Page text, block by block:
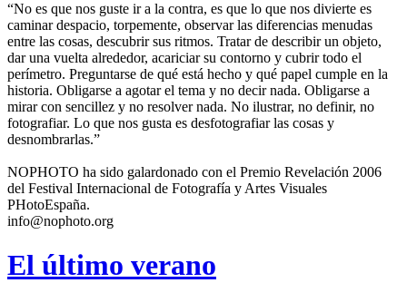
“No es que nos guste ir a la contra, es que lo que nos divierte es
caminar despacio, torpemente, observar las diferencias menudas
entre las cosas, descubrir sus ritmos. Tratar de describir un objeto,
dar una vuelta alrededor, acariciar su contorno y cubrir todo el
perímetro. Preguntarse de qué está hecho y qué papel cumple en la
historia. Obligarse a agotar el tema y no decir nada. Obligarse a
mirar con sencillez y no resolver nada. No ilustrar, no definir, no
fotografiar. Lo que nos gusta es desfotografiar las cosas y
desnombrarlas.”
NOPHOTO ha sido galardonado con el Premio Revelación 2006
del Festival Internacional de Fotografía y Artes Visuales
PHotoEspaña.
info@nophoto.org
El último verano